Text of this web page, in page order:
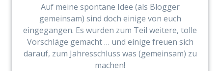
Auf meine spontane Idee (als Blogger
gemeinsam) sind doch einige von euch
eingegangen. Es wurden zum Teil weitere, tolle
Vorschläge gemacht … und einige freuen sich
darauf, zum Jahresschluss was (gemeinsam) zu
machen!